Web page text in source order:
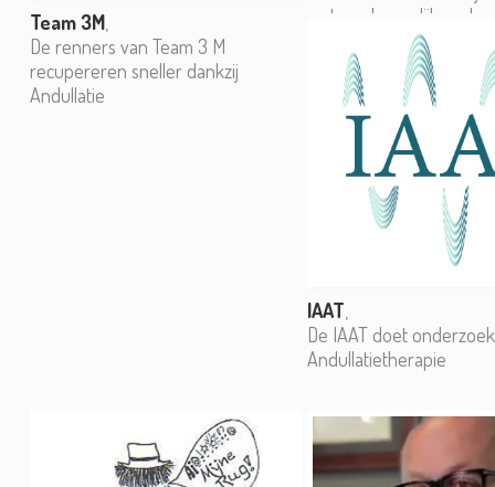
Team 3M,
De renners van Team 3 M
recupereren sneller dankzij
Andullatie
wetenschappelijk
IAAT
De IAAT doet
Andullatietherapie